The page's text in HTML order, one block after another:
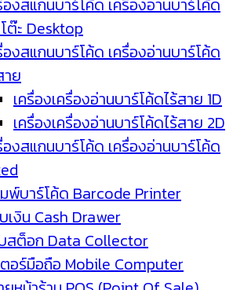
องสแกนบาร์โค้ด เครื่องอ่านบาร์โค้ด
ต๊ะ Desktop
องสแกนบาร์โค้ด เครื่องอ่านบาร์โค้ด
าย
เครื่องเครื่องอ่านบาร์โค้ดไร้สาย 1D
เครื่องเครื่องอ่านบาร์โค้ดไร้สาย 2D
องสแกนบาร์โค้ด เครื่องอ่านบาร์โค้ด
พ์บาร์โค้ด Barcode Printer
เงิน Cash Drawer
สต็อก Data Collector
อร์มือถือ Mobile Computer